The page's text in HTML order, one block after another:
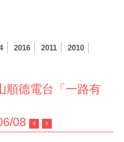
2016 2011
2010
順德電台「一路有
08